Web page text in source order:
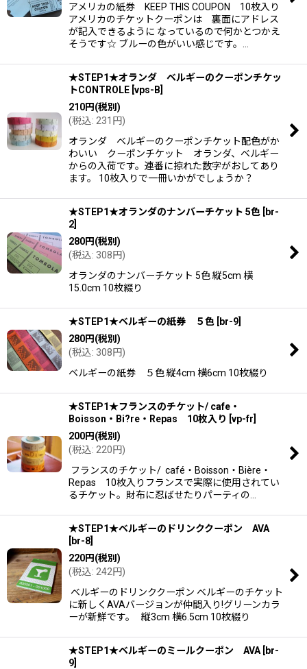
アメリカの紙券 KEEP THIS COUPON 10枚入り
アメリカのチケットクーポンは 裏面にアドレス
が記入できるように なっているので何かとつかえ
そうです☆ ブルーの色がいい感じです。…
★STEP1★オランダ ベルギーのクーポンチケッ
トCONTROLE vps-B
210円(税別)
(税込: 231 円)
オランダ ベルギーのクーポンチケット配色がか
わいい クーポンチケット オランダ、ベルギー
からの入荷です。連番に掠れた数字がおしてあり
ます。 10枚入りで一冊いかがでしょうか？
★STEP1★オランダのナンバーチケット 5色
br-
2
280円(税別)
(税込: 308円)
オランダのナンバーチケット 5色 縦5cm 横
15.0cm 10枚綴り
★STEP1★ベルギーの紙券 ５色 br-9
280円(税別)
(税込: 308円)
ベルギーの紙券 ５色 縦4cm 横6cm 10枚綴り
★STEP1★フランスのチケット/ cafe・
Boisson・Bi?re・Repas 10枚入り vp-fr
200円(税別)
(税込: 220円)
フランスのチケット/ café・Boisson・Bière・
Repas 10枚入りフランスで実際に使用されてい
るチケット。財布に忍ばせたりパーティの…
★STEP1★ベルギーのドリンククーポン AVA
br-8
220円(税別)
(税込: 242円)
ベルギーのドリンククーポン ベルギーのチケット
に新しくAVAバージョンが仲間入り!グリーンカラ
ーが新鮮です。 縦3cm 横6.5cm 10枚綴り
★STEP1★ベルギーのミールクーポン AVA
br-
9